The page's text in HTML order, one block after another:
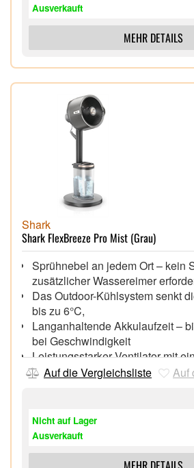
Ausverkauft
MEHR DETAILS
Shark
Shark FlexBreeze Pro Mist (Grau)
Sprühnebel an jedem Ort – kein
zusätzlicher Wassereimer
Das Outdoor-Kühlsystem senkt
bis zu 6°C,
Langanhaltende Akkulaufzeit –
bei Geschwindigkeit
Leistungsstarker Ventilator mit
bis zu 20 Metern
(Sprühnebel) oder Dry (Trocken)
Auf die Vergleichsliste Auf
Nicht auf Lager
Ausverkauft